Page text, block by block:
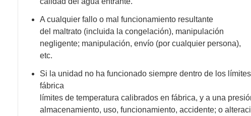
A cualquier fallo o mal funcionamiento resultante
del maltrato (incluida la congelación), manipulación
negligente; manipulación, envío (por cualquier persona),
etc.
Si la unidad no ha funcionado siempre dentro de los
fábrica
límites de temperatura calibrados en fábrica, y a una
almacenamiento, uso, funcionamiento, accidente; o